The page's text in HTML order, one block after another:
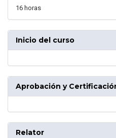
16 horas
Inicio del curso
Aprobación y
Relator